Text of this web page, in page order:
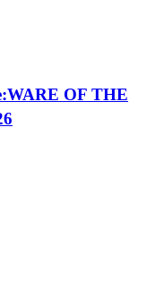
OF THE